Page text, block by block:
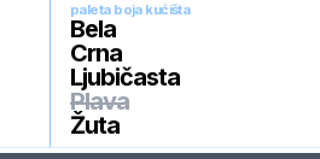
paleta boja kućišta
Bela
Crna
Ljubičasta
Plava
Žuta